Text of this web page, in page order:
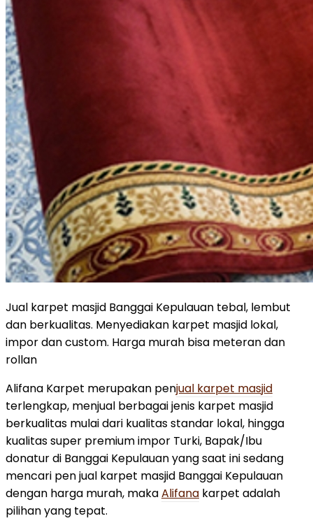
Jual karpet masjid Banggai Kepulauan tebal, lembut
dan berkualitas. Menyediakan karpet masjid lokal,
impor dan custom. Harga murah bisa meteran dan
rollan
Alifana Karpet merupakan penjual karpet masjid
terlengkap, menjual berbagai jenis karpet masjid
berkualitas mulai dari kualitas standar lokal, hingga
kualitas super premium impor Turki, Bapak/Ibu
donatur di Banggai Kepulauan yang saat ini sedang
mencari pen jual karpet masjid Banggai Kepulauan
dengan harga murah, makaAlifana karpet adalah
pilihan yang tepat.